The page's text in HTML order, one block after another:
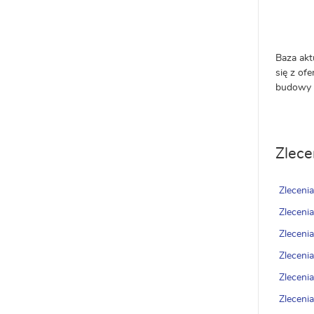
Baza
się z
budowy